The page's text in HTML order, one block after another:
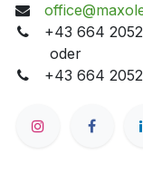
+43 664
oder
+43 664